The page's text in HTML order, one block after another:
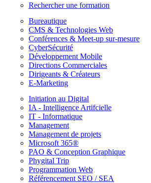
Rechercher une formation
Bureautique
CMS & Technologies Web
Conférences & Meet-up sur-mesure
CyberSécurité
Développement Mobile
Directions Commerciales
Dirigeants & Créateurs
E-Marketing
Initiation au Digital
IA - Intelligence Artifcielle
IT - Informatique
Management
Management de projets
Microsoft 365®
PAO & Conception Graphique
Phygital Trip
Programmation Web
Référencement SEO / SEA